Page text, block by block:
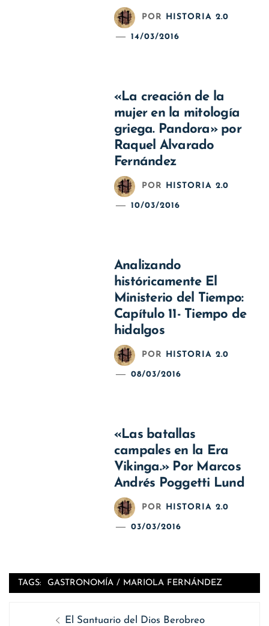
POR HISTORIA 2.0
14/03/2016
«La creación de la
mujer en la mitología
griega. Pandora» por
Raquel Alvarado
Fernández
POR HISTORIA 2.0
10/03/2016
Analizando
históricamente El
Ministerio del Tiempo:
Capítulo 11- Tiempo de
hidalgos
POR HISTORIA 2.0
08/03/2016
«Las batallas
campales en la Era
Vikinga.» Por Marcos
Andrés Poggetti Lund
POR HISTORIA 2.0
03/03/2016
TAGS: GASTRONOMÍA / MARIOLA FERNÁNDEZ
Navegación
Entrada
El Santuario del Dios Berobreo